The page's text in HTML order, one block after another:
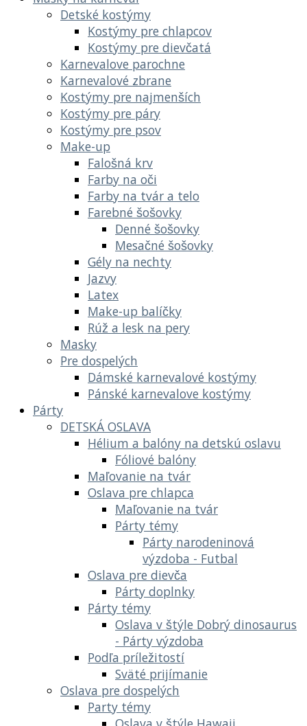
Detské kostýmy
Kostýmy pre chlapcov
Kostýmy pre dievčatá
Karnevalove parochne
Karnevalové zbrane
Kostýmy pre najmenších
Kostýmy pre páry
Kostýmy pre psov
Make-up
Falošná krv
Farby na oči
Farby na tvár a telo
Farebné šošovky
Denné šošovky
Mesačné šošovky
Gély na nechty
Jazvy
Latex
Make-up balíčky
Rúž a lesk na pery
Masky
Pre dospelých
Dámské karnevalové kostýmy
Pánské karnevalove kostýmy
Párty
DETSKÁ OSLAVA
Hélium a balóny na detskú oslavu
Fóliové balóny
Maľovanie na tvár
Oslava pre chlapca
Maľovanie na tvár
Párty témy
Párty narodeninová
výzdoba - Futbal
Oslava pre dievča
Párty doplnky
Párty témy
Oslava v štýle Dobrý dinosaurus
- Párty výzdoba
Podľa príležitostí
Sväté prijímanie
Oslava pre dospelých
Party témy